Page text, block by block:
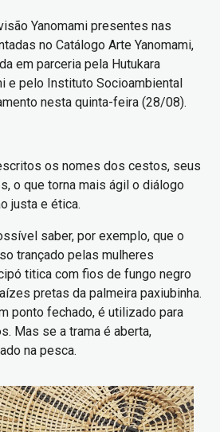
Yanomami presentes nas
no Catálogo Arte Yanomami,
em parceria pela Hutukara
e pelo Instituto Socioambiental
nesta quinta-feira (28/08).
os nomes dos cestos, seus
o que torna mais ágil o diálogo
justa e ética.
saber, por exemplo, que o
trançado pelas mulheres
titica com fios de fungo negro
pretas da palmeira paxiubinha.
ponto fechado, é utilizado para
Mas se a trama é aberta,
na pesca.